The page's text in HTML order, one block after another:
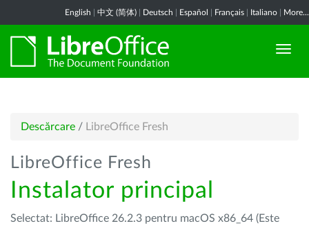
English 中文 (简体) Deutsch Español Français Italiano More...
Descărcare / LibreOffice Fresh
LibreOffice Fresh
Instalator principal
Selectat: LibreOffice 26.2.3 pentru macOS x86_64 (Este